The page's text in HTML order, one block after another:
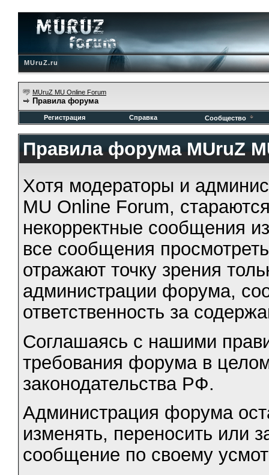
MUruZ.ru
MUruZ MU Online Forum
Правила форума
Регистрация Справка Сообщество
Правила форума MUruZ
Хотя модераторы и
MU Online Forum,
некорректные сообщения
все сообщения
отражают точку зрения
администрации форума,
ответственность за
Соглашаясь с нашими
требования форума в
законодательства РФ.
Администрация форума
изменять, переносить или
сообщение по своему